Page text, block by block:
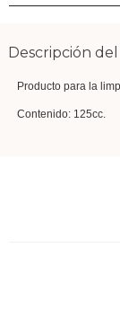
Descripción
Producto para la
Contenido: 125cc.